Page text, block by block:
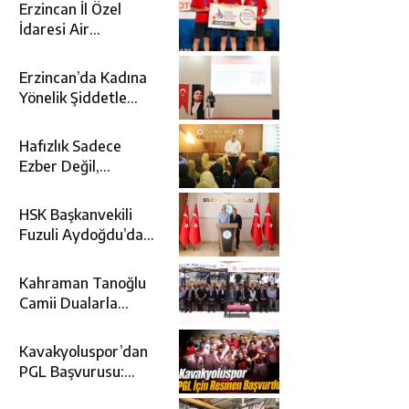
Erzincan İl Özel
İdaresi Air
Türkiye Şampiyonu
Oldu
Erzincan’da Kadına
Yönelik Şiddetle
Kurumlar Bir Araya
Geldi
Hafızlık Sadece
Ezber Değil,
Yaşamaktır
HSK Başkanvekili
Fuzuli Aydoğdu’dan
Hamza Aydoğdu’ya
Ziyaret
Kahraman Tanoğlu
Camii Dualarla
Kavakyoluspor’dan
PGL Başvurusu: